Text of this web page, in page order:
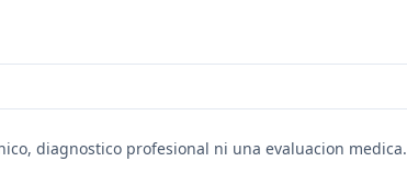
diagnostico profesional ni una evaluacion medica.